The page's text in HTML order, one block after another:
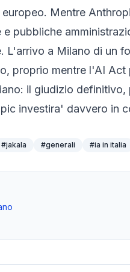
Mentre
pubbliche
L'arrivo a Milano di un
proprio mentre l'AI
il giudizio
investira' davvero in
#jakala #generali #ia in italia